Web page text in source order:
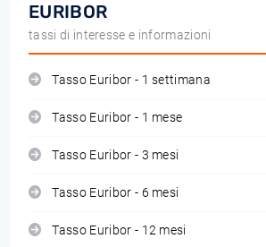
EURIBOR
tassi di interesse e informazioni
Tasso Euribor - 1 settimana
Tasso Euribor - 1 mese
Tasso Euribor - 3 mesi
Tasso Euribor - 6 mesi
Tasso Euribor - 12 mesi